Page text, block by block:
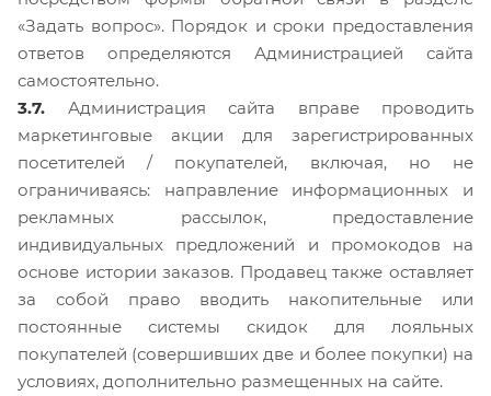
«Задать вопрос». Порядок и сроки предоставления
ответов определяются Администрацией сайта
самостоятельно.
3.7. Администрация сайта вправе проводить
маркетинговые акции для зарегистрированных
посетителей / покупателей, включая, но не
ограничиваясь: направление информационных и
рекламных рассылок, предоставление
индивидуальных предложений и промокодов на
основе истории заказов. Продавец также оставляет
за собой право вводить накопительные или
постоянные системы скидок для лояльных
покупателей (совершивших две и более покупки) на
условиях, дополнительно размещенных на сайте.